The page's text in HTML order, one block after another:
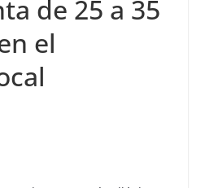
de 25 a 35
el